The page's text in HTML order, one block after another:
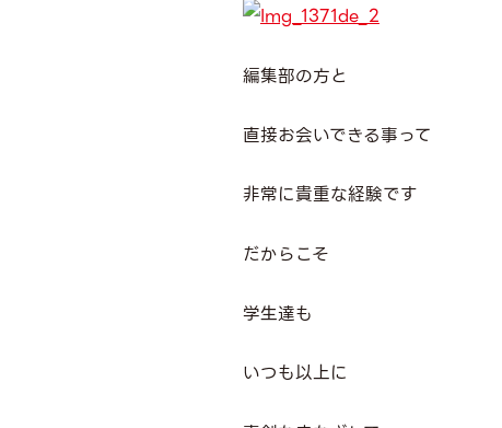
編集部の方と
直接お会いできる事って
非常に貴重な経験です
だからこそ
学生達も
いつも以上に